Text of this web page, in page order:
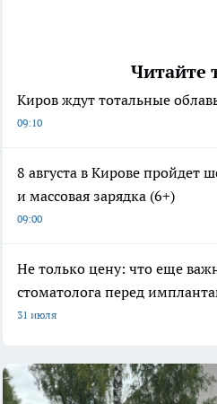
Читайте
Киров ждут тотальные
09:10
8 августа в Кирове пройдет
и массовая зарядка (6+)
09:00
Не только цену: что еще
стоматолога перед
31 июля